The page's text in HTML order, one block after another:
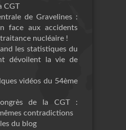
CGT
de Gravelines :
face aux accidents
nucléaire !
les statistiques du
dévoilent la vie de
vidéos du 54ème
de la CGT :
contradictions
du blog